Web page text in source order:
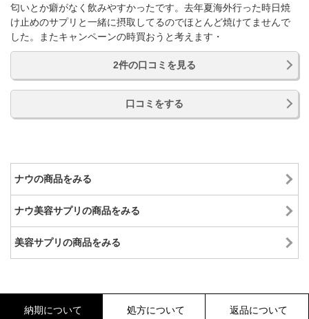
匂いとか癖がなく飲みやすかったです。去年夏海外行った時日焼
け止めのサプリと一緒に摂取してるのでほとんど焼けてませんで
した。またキャンペーンの時買おうと考えます・
2件の口コミを見る
口コミをする
ナウの商品をみる
ナウ美容サプリの商品をみる
美容サプリの商品をみる
納期について 処方について 返品について